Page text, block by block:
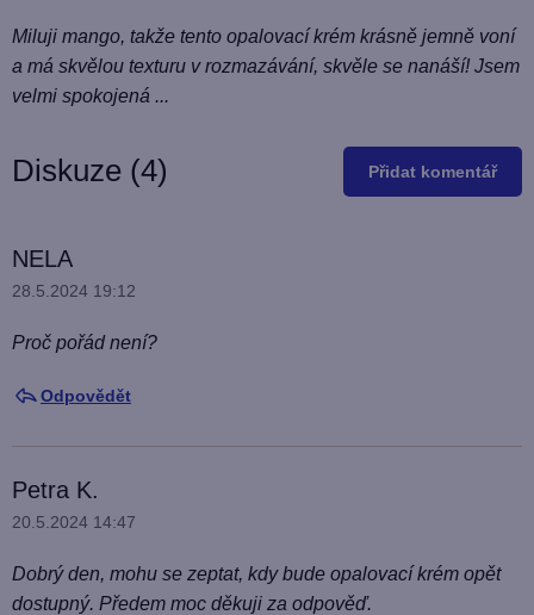
Miluji mango, takže tento opalovací krém krásně jemně voní
a má skvělou texturu v rozmazávání, skvěle se nanáší! Jsem
velmi spokojená ...
Diskuze (4) Přidat komentář
V
ý
i
s
s
k
u
z
NELA
28.5.2024 19:12
Proč pořád není?
Odpovědět
Petra K.
20.5.2024 14:47
Dobrý den, mohu se zeptat, kdy bude opalovací krém opět
dostupný. Předem moc děkuji za odpověď.